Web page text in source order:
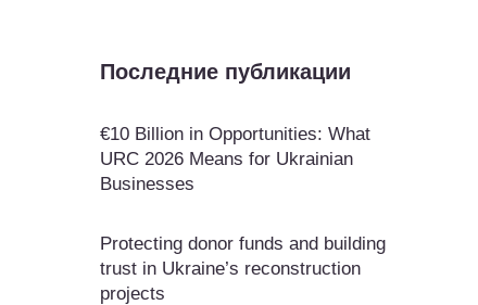
Последние публикации
€10 Billion in Opportunities: What
URC 2026 Means for Ukrainian
Businesses
Protecting donor funds and building
trust in Ukraine’s reconstruction
projects